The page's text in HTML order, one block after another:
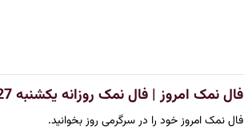
فال نمک امروز | فال نمک روزانه یکشنبه 27 اردیبهشت ماه
فال نمک امروز خود را در سرگرمی روز بخوانید.